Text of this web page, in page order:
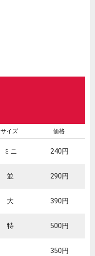
サイズ 価格
ミニ 240円
並 290円
大 390円
特 500円
350円